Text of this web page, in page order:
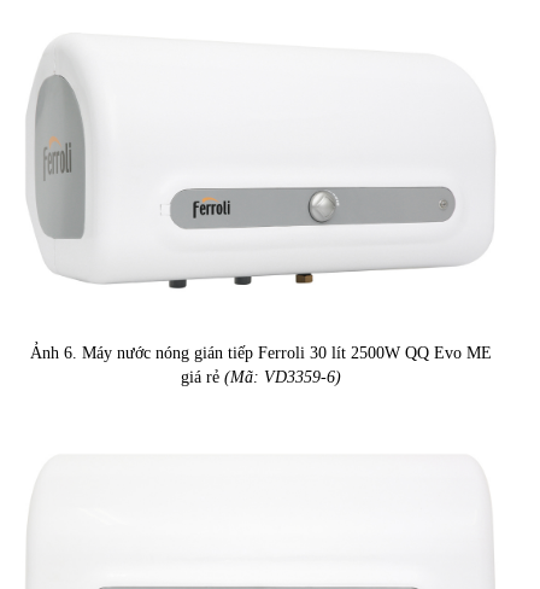
Ảnh 6. Máy nước nóng gián tiếp Ferroli 30 lít 2500W QQ Evo ME
giá rẻ (Mã: VD3359-6)